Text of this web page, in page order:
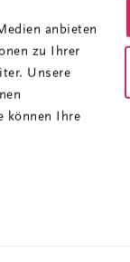
anbieten
zu Ihrer
Unsere
können Ihre
|| Datenschutz